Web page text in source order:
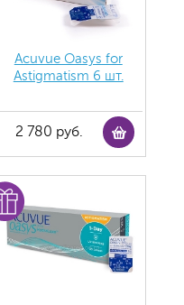
Acuvue Oasys for
Astigmatism 6 шт.
2 780 руб.